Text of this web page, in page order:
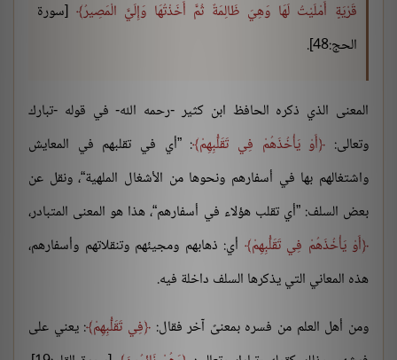
قَرْيَةٍ أَمْلَيْتُ لَهَا وَهِيَ ظَالِمَةٌ ثُمَّ أَخَذْتُهَا وَإِلَيَّ الْمَصِيرُ
[سورة
الحج:48].
المعنى الذي ذكره الحافظ ابن كثير -رحمه الله- في قوله -تبارك
وتعالى:
أَوْ يَأْخُذَهُمْ فِي تَقَلُّبِهِمْ : ”أي في تقلبهم في المعايش
واشتغالهم بها في أسفارهم ونحوها من الأشغال الملهية“، ونقل عن
بعض السلف: ”أي تقلب هؤلاء في أسفارهم“، هذا هو المعنى المتبادر،
أَوْ يَأْخُذَهُمْ فِي تَقَلُّبِهِمْ
أي: ذهابهم ومجيئهم وتنقلاتهم وأسفارهم،
هذه المعاني التي يذكرها السلف داخلة فيه.
ومن أهل العلم من فسره بمعنىً آخر فقال: فِي تَقَلُّبِهِمْ : يعني على